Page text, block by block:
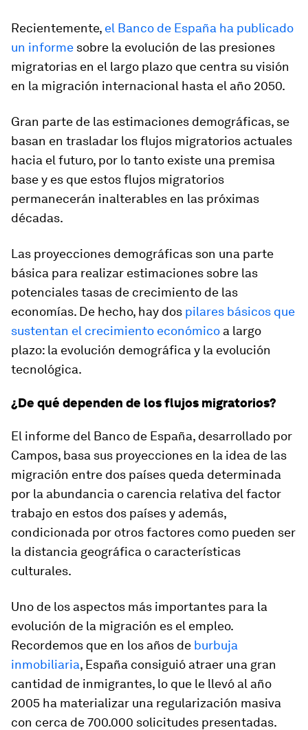
Recientemente, el Banco de España ha publicado
un informe sobre la evolución de las presiones
migratorias en el largo plazo que centra su visión
en la migración internacional hasta el año 2050.
Gran parte de las estimaciones demográficas, se
basan en trasladar los flujos migratorios actuales
hacia el futuro, por lo tanto existe una premisa
base y es que estos flujos migratorios
permanecerán inalterables en las próximas
décadas.
Las proyecciones demográficas son una parte
básica para realizar estimaciones sobre las
potenciales tasas de crecimiento de las
economías. De hecho, hay dos pilares básicos que
sustentan el crecimiento económico a largo
plazo: la evolución demográfica y la evolución
tecnológica.
¿De qué dependen de los flujos migratorios?
El informe del Banco de España, desarrollado por
Campos, basa sus proyecciones en la idea de las
migración entre dos países queda determinada
por la abundancia o carencia relativa del factor
trabajo en estos dos países y además,
condicionada por otros factores como pueden ser
la distancia geográfica o características
culturales.
Uno de los aspectos más importantes para la
evolución de la migración es el empleo.
Recordemos que en los años de burbuja
inmobiliaria, España consiguió atraer una gran
cantidad de inmigrantes, lo que le llevó al año
2005 ha materializar una regularización masiva
con cerca de 700.000 solicitudes presentadas.